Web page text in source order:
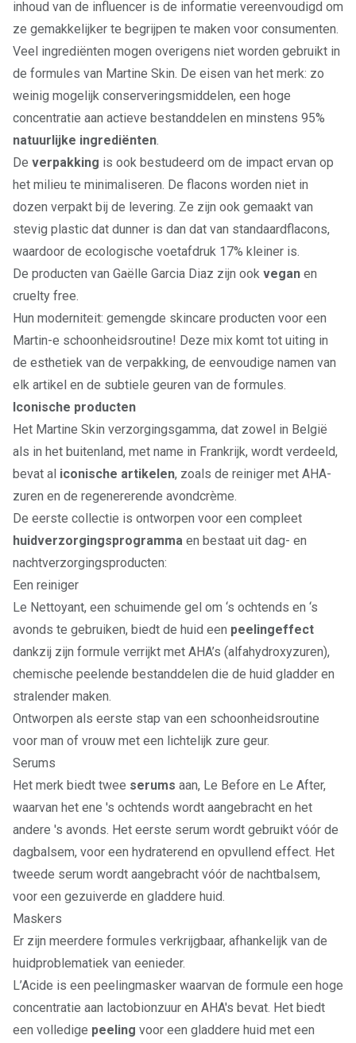
inhoud van de influencer is de informatie vereenvoudigd om
ze gemakkelijker te begrijpen te maken voor consumenten.
Veel ingrediënten mogen overigens niet worden gebruikt in
de formules van Martine Skin. De eisen van het merk: zo
weinig mogelijk conserveringsmiddelen, een hoge
concentratie aan actieve bestanddelen en minstens 95%
natuurlijke ingrediënten.
De verpakking is ook bestudeerd om de impact ervan op
het milieu te minimaliseren. De flacons worden niet in
dozen verpakt bij de levering. Ze zijn ook gemaakt van
stevig plastic dat dunner is dan dat van standaardflacons,
waardoor de ecologische voetafdruk 17% kleiner is.
De producten van Gaëlle Garcia Diaz zijn ook vegan en
cruelty free.
Hun moderniteit: gemengde skincare producten voor een
Martin-e schoonheidsroutine! Deze mix komt tot uiting in
de esthetiek van de verpakking, de eenvoudige namen van
elk artikel en de subtiele geuren van de formules.
Iconische producten
Het Martine Skin verzorgingsgamma, dat zowel in België
als in het buitenland, met name in Frankrijk, wordt verdeeld,
bevat al iconische artikelen, zoals de reiniger met AHA-
zuren en de regenererende avondcrème.
De eerste collectie is ontworpen voor een compleet
huidverzorgingsprogramma en bestaat uit dag- en
nachtverzorgingsproducten:
Een reiniger
Le Nettoyant, een schuimende gel om ‘s ochtends en ‘s
avonds te gebruiken, biedt de huid een peelingeffect
dankzij zijn formule verrijkt met AHA’s (alfahydroxyzuren),
chemische peelende bestanddelen die de huid gladder en
stralender maken.
Ontworpen als eerste stap van een schoonheidsroutine
voor man of vrouw met een lichtelijk zure geur.
Serums
Het merk biedt twee serums aan, Le Before en Le After,
waarvan het ene 's ochtends wordt aangebracht en het
andere 's avonds. Het eerste serum wordt gebruikt vóór de
dagbalsem, voor een hydraterend en opvullend effect. Het
tweede serum wordt aangebracht vóór de nachtbalsem,
voor een gezuiverde en gladdere huid.
Maskers
Er zijn meerdere formules verkrijgbaar, afhankelijk van de
huidproblematiek van eenieder.
L’Acide is een peelingmasker waarvan de formule een hoge
concentratie aan lactobionzuur en AHA's bevat. Het biedt
een volledige peeling voor een gladdere huid met een